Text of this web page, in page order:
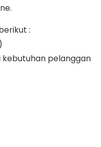
:
kebutuhan pelanggan